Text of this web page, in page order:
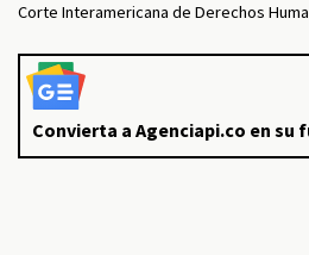
Corte Interamericana de Derechos
Convierta a Agenciapi.co en su